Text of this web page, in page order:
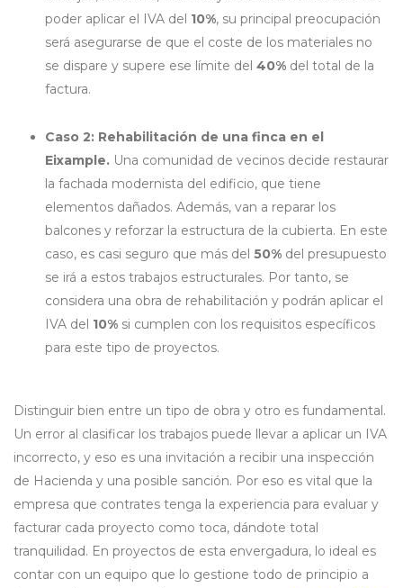
poder aplicar el IVA del 10%, su principal preocupación
será asegurarse de que el coste de los materiales no
se dispare y supere ese límite del 40% del total de la
factura.
Caso 2: Rehabilitación de una finca en el
Eixample. Una comunidad de vecinos decide restaurar
la fachada modernista del edificio, que tiene
elementos dañados. Además, van a reparar los
balcones y reforzar la estructura de la cubierta. En este
caso, es casi seguro que más del 50% del presupuesto
se irá a estos trabajos estructurales. Por tanto, se
considera una obra de rehabilitación y podrán aplicar el
IVA del 10% si cumplen con los requisitos específicos
para este tipo de proyectos.
Distinguir bien entre un tipo de obra y otro es fundamental.
Un error al clasificar los trabajos puede llevar a aplicar un IVA
incorrecto, y eso es una invitación a recibir una inspección
de Hacienda y una posible sanción. Por eso es vital que la
empresa que contrates tenga la experiencia para evaluar y
facturar cada proyecto como toca, dándote total
tranquilidad. En proyectos de esta envergadura, lo ideal es
contar con un equipo que lo gestione todo de principio a